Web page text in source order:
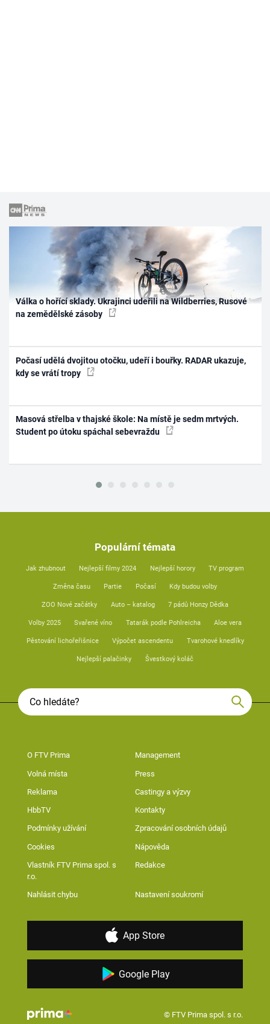
Válka o hořící sklady. Ukrajinci udeřili na Wildberries, Rusové
na zemědělské zásoby
Počasí udělá dvojitou otočku, udeří i bouřky. RADAR ukazuje,
kdy se vrátí tropy
Masová střelba v thajské škole: Na místě je sedm mrtvých.
Student po útoku spáchal sebevraždu
Populární témata
Jak zhubnout Nejlepší filmy 2024 Nejlepší horory TV program
Změna času Partie Počasí Kdy budou volby
ZOO Nové začátky Auto – katalog 7 pádů Honzy Dědka
Volby 2025 Svařené víno Tatarák podle Pohlreicha Aloe vera
Pěstování lichořeřišnice Výpočet ascendentu Tvarohové knedlíky
Nejlepší palačinky Švestkový koláč
O FTV Prima Management
Volná místa Press
Reklama Castingy a výzvy
HbbTV Kontakty
Podmínky užívání Zpracování osobních údajů
Cookies Nápověda
Vlastník FTV Prima spol. s
r.o.
Redakce
Nahlásit chybu Nastavení soukromí
App Store
Google Play
© FTV Prima spol. s r.o.